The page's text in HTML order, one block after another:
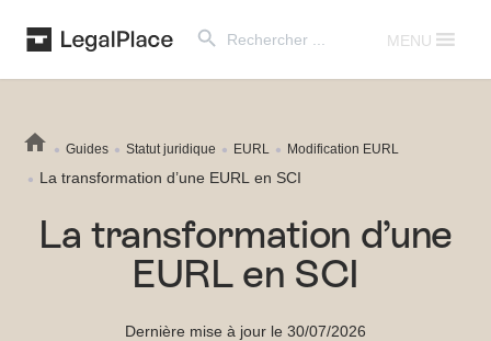
for:
MENU
Guides Statut juridique EURL Modification EURL
La transformation d’une EURL en SCI
La transformation d’une
EURL en SCI
Dernière mise à jour le 30/07/2026